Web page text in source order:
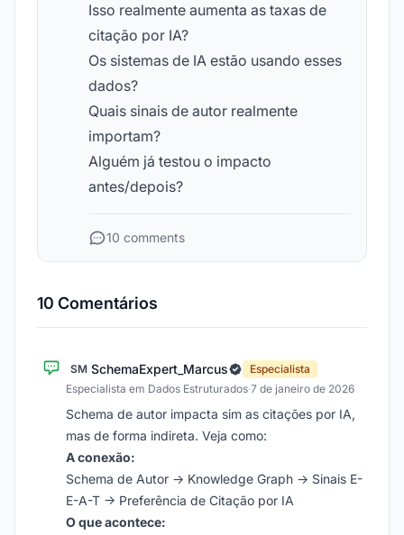
Isso realmente aumenta as taxas de
citação por IA?
Os sistemas de IA estão usando esses
dados?
Quais sinais de autor realmente
importam?
Alguém já testou o impacto
antes/depois?
10 comments
10 Comentários
SM SchemaExpert_Marcus
Especialista
Especialista em Dados Estruturados·7 de janeiro de 2026
Schema de autor impacta sim as citações por IA,
mas de forma indireta. Veja como:
A conexão:
Schema de Autor -> Knowledge Graph -> Sinais E-
E-A-T -> Preferência de Citação por IA
O que acontece: